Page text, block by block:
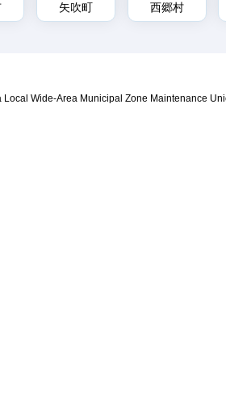
矢吹町 西郷村
Wide-Area Municipal Zone Maintenance